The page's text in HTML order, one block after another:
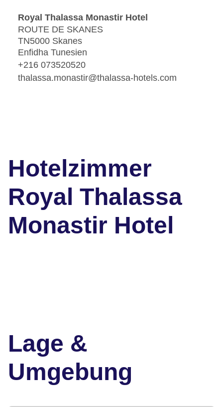
Royal Thalassa Monastir Hotel
ROUTE DE SKANES
TN5000 Skanes
Enfidha Tunesien
+216 073520520
thalassa.monastir@thalassa-hotels.com
Hotelzimmer
Royal Thalassa
Monastir Hotel
Lage &
Umgebung